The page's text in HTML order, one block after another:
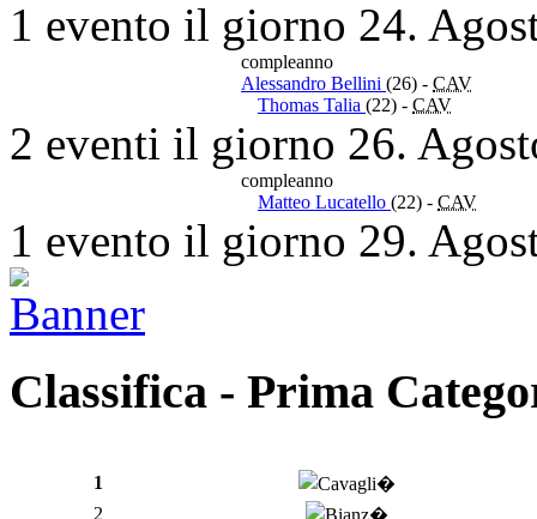
1 evento il giorno 24.
compleanno
Alessandro Bellini (26) - CAV
Thomas Talia (22) - CAV
2 eventi il giorno 26.
compleanno
Matteo Lucatello (22) - CAV
1 evento il giorno 29.
Classifica - Prima
1
2